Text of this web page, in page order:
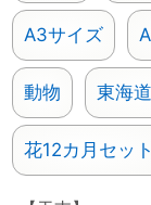
A3サイズ
動物 東海
花12カ月セット